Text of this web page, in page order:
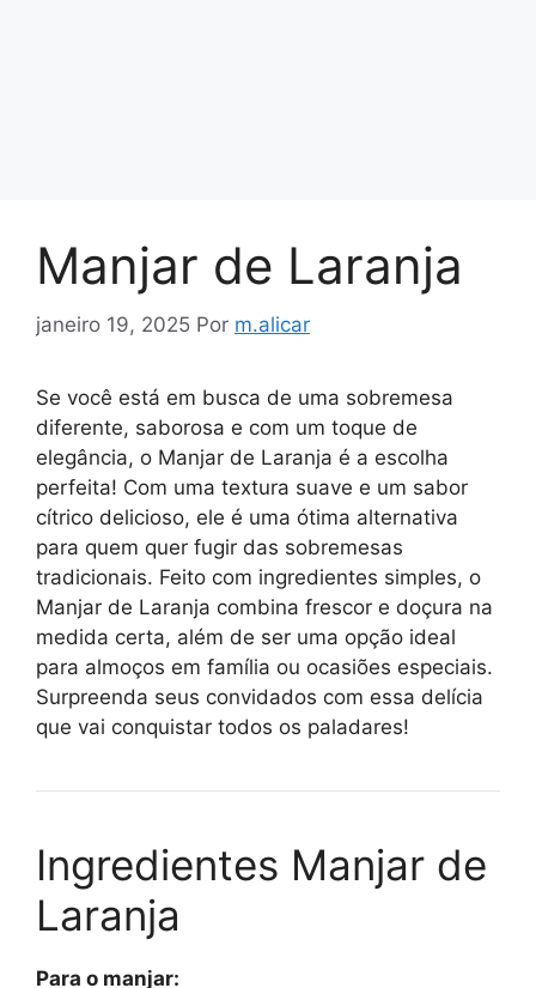
Manjar de Laranja
janeiro 19, 2025 Por m.alicar
Se você está em busca de uma sobremesa
diferente, saborosa e com um toque de
elegância, o Manjar de Laranja é a escolha
perfeita! Com uma textura suave e um sabor
cítrico delicioso, ele é uma ótima alternativa
para quem quer fugir das sobremesas
tradicionais. Feito com ingredientes simples, o
Manjar de Laranja combina frescor e doçura na
medida certa, além de ser uma opção ideal
para almoços em família ou ocasiões especiais.
Surpreenda seus convidados com essa delícia
que vai conquistar todos os paladares!
Ingredientes Manjar de
Laranja
Para o manjar: